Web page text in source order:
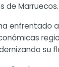
de Marruecos.